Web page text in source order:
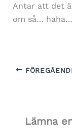
Antar att det
om så… haha…
Lämna